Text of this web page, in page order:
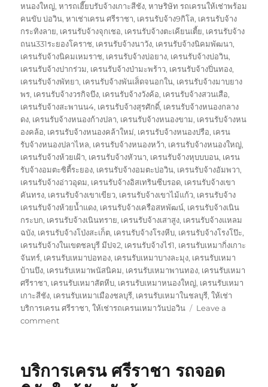
หนองใหญ่,หารถเฮี๊ยบรับจ้างเกาะสีชัง,หาษริษัท รถเครนให้เช่าพร้อม
คนขับ บ่อวิน,หาเช่าเครน ศรีราชา, เครนรับจ้าง9กิโล, เครนรับจ้าง
กระทิงลาย, เครนรับจ้างจุกเชอ, เครนรับจ้างตะเคียนเตี้ย, เครนรับจ้าง
ถนน331ระยองโคราช, เครนรับจ้างนาวัง, เครนรับจ้างนิคมพัฒนา,
เครนรับจ้างนิคมเหมราช, เครนรับจ้างบ่อยาง, เครนรับจ้างบ่อวิน,
เครนรับจ้างปากร่วม, เครนรับจ้างป่ามะพร้าว, เครนรับจ้างปิ่นทอง,
เครนรับจ้างพัทยา, เครนรับจ้างพันเส็ดจนอกใน, เครนรับจ้างมาบยาง
พร, เครนรับจ้างวรกิจบึง, เครนรับจ้างวังค้อ, เครนรับจ้างสวนเสือ,
เครนรับจ้างสะพานน4, เครนรับจ้างสุรศักดิ์, เครนรับจ้างหนองกลาง
ดง, เครนรับจ้างหนองก้างปลา, เครนรับจ้างหนองขาม, เครนรับจ้างหน
องคล้อ, เครนรับจ้างหนองคล้าใหม่, เครนรับจ้างหนองปรือ, เครน
รับจ้างหนองปลาไหล, เครนรับจ้างหนองหว้า, เครนรับจ้างหนองใหญ่,
เครนรับจ้างห้วยเฝ้า, เครนรับจ้างหัวนา, เครนรับจ้างหุบบบอน, เครน
รับจ้างอมตะซิตี้ระยอง, เครนรับจ้างอมตะบ่อวิน, เครนรับจ้างอัมพวา,
เครนรับจ้างอ่าวอุดม, เครนรับจ้างอิสเทรินซีบรอด, เครนรับจ้างเขา
คันทรง, เครนรับจ้างเขาเขียว, เครนรับจ้างเขาไม้แก้ว, เครนรับจ้าง
เครนรับจ้างห้วยน้ำแดง, เครนรับจ้างเครือสหพัฒน์, เครนรับจ้างเนิน
กระบก, เครนรับจ้างเนินทราย, เครนรับจ้างเสาสูง, เครนรับจ้างแหลม
ฉบัง, เครนรับจ้างโป่งสะเก็ต, เครนรับจ้างโรงหีบ, เครนรับจ้างโรงโป๊ะ,
เครนรับจ้างในเขตชลบุรี มีปจ2, เครนรับจ้างไร่1, เครนรับเหมากิ่งเกาะ
จันทร์, เครนรับเหมาบ่อทอง, เครนรับเหมาบางละมุง, เครนรับเหมา
บ้านบึง, เครนรับเหมาพนัสนิคม, เครนรับเหมาพานทอง, เครนรับเหมา
ศรีราชา, เครนรับเหมาสัตหีบ, เครนรับเหมาหนองใหญ่, เครนรับเหมา
เกาะสีชัง, เครนรับเหมาเมืองชลบุรี, เครนรับเหมาในชลบุรี,ให้เช่า
บริการเครน ศรีราชา,ให้เช่ารถเครนเหมาวันบ่อวิน
Leave a
commenton
เครน
บ่อ
บริการเครน ศรีราชา รถจอด